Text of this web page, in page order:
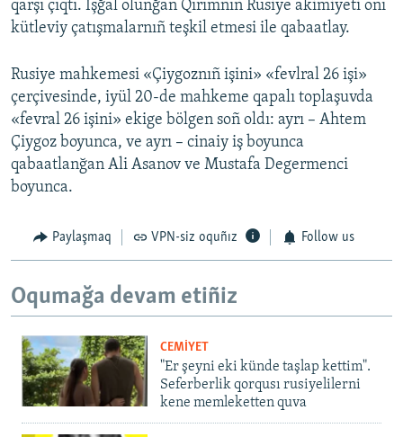
qarşı çıqtı. İşğal olunğan Qırımnıñ Rusiye akimiyeti onı
kütleviy çatışmalarnıñ teşkil etmesi ile qabaatlay.
Rusiye mahkemesi «Çiygoznıñ işini» «fevlral 26 işi»
çerçivesinde, iyül 20-de mahkeme qapalı toplaşuvda
«fevral 26 işini» ekige bölgen soñ oldı: ayrı – Ahtem
Çiygoz boyunca, ve ayrı – cinaiy iş boyunca
qabaatlanğan Ali Asanov ve Mustafa Degermenci
boyunca.
Paylaşmaq VPN-siz oquñız Follow us
Oqumağa devam etiñiz
CEMİYET
"Er şeyni eki künde taşlap kettim".
Seferberlik qorqusı rusiyelilerni
kene memleketten quva